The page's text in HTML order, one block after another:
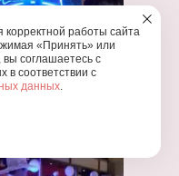
работы сайта
«Принять» или
соглашаетесь с
в соответствии с
данных.